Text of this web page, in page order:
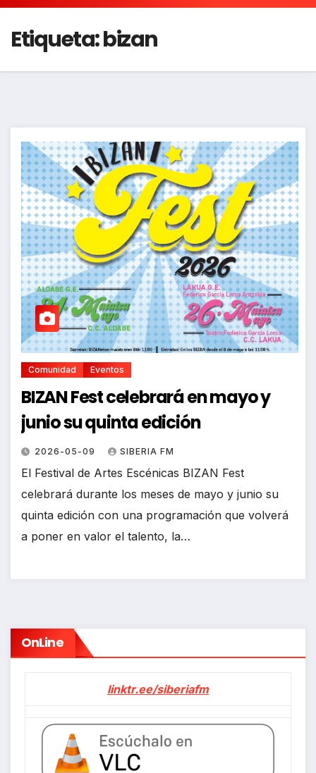
Etiqueta:bizan
Comunidad Eventos
BIZAN Fest celebrará en mayo y
junio su quinta edición
2026-05-09 SIBERIA FM
El Festival de Artes Escénicas BIZAN Fest
celebrará durante los meses de mayo y junio su
quinta edición con una programación que volverá
a poner en valor el talento, la…
OnLine
linktr.ee/siberiafm